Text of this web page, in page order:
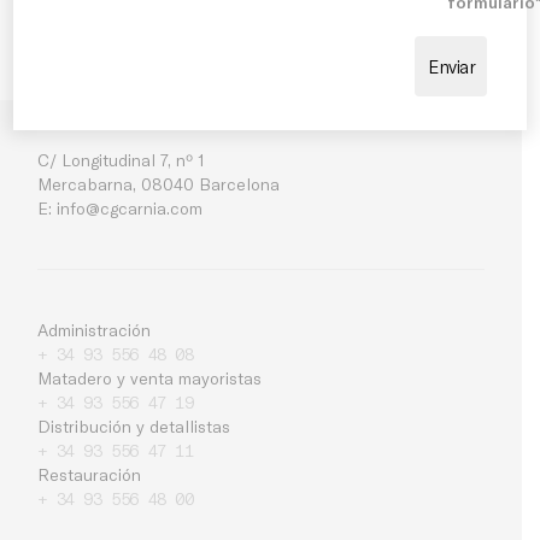
Empresa
C/ Longitudinal 7, nº 1
Mercabarna, 08040 Barcelona
E: info@cgcarnia.com
Administración
+ 34 93 556 48 08
Matadero y venta mayoristas
+ 34 93 556 47 19
Distribución y detallistas
+ 34 93 556 47 11
Restauración
+ 34 93 556 48 00